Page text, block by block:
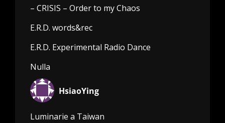
– CRISIS – Order to my Chaos
E.R.D. words&rec
E.R.D. Experimental Radio Dance
Nulla
HsiaoYing
Luminarie a Taiwan